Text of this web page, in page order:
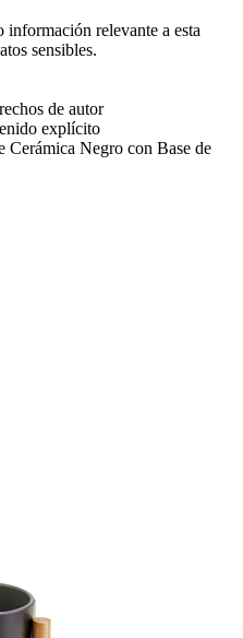
relevante a esta
sensibles.
de autor
explícito
Cerámica Negro con Base de